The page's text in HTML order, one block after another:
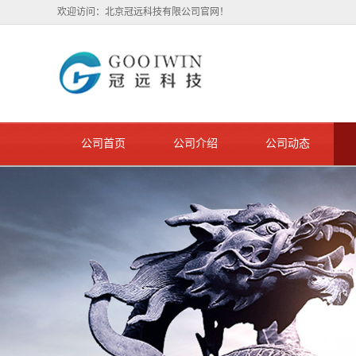
欢迎访问：北京冠远科技有限公司官网！
公司首页 公司介绍 公司动态